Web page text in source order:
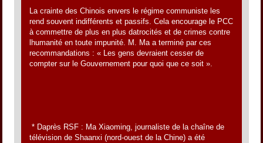
La crainte des Chinois envers le régime communiste les
rend souvent indifférents et passifs. Cela encourage le PCC
à commettre de plus en plus datrocités et de crimes contre
lhumanité en toute impunité. M. Ma a terminé par ces
recommandations : « Les gens devraient cesser de
compter sur le Gouvernement pour quoi que ce soit ».
* Daprès RSF : Ma Xiaoming, journaliste de la chaîne de
télévision de Shaanxi (nord-ouest de la Chine) a été